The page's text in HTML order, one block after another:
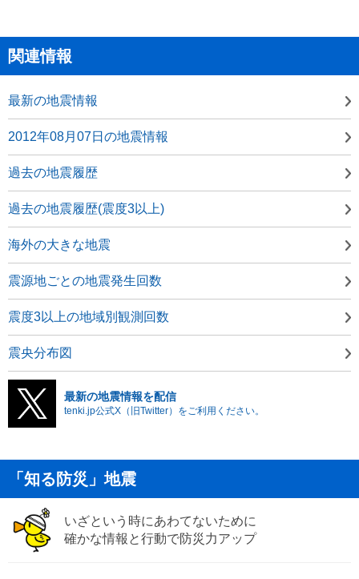
関連情報
最新の地震情報
2012年08月07日の地震情報
過去の地震履歴
過去の地震履歴(震度3以上)
海外の大きな地震
震源地ごとの地震発生回数
震度3以上の地域別観測回数
震央分布図
最新の地震情報を配信
tenki.jp公式X（旧Twitter）をご利用ください。
「知る防災」地震
いざという時にあわてないために
確かな情報と行動で防災力アップ